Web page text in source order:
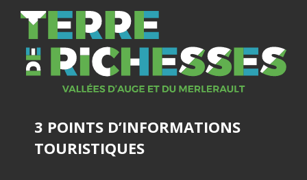
3 POINTS D’INFORMATIONS
TOURISTIQUES